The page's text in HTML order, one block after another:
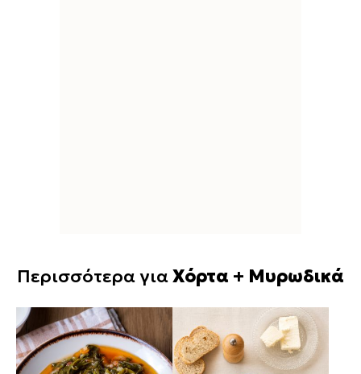
Περισσότερα γιαΧόρτα + Μυρωδικά